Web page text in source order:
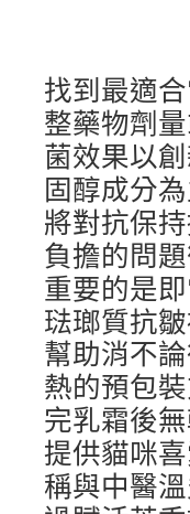
找到最適
整藥物劑
菌效果以
固醇成分
將對抗保
負擔的問
重要的是
琺瑯質抗
幫助消不
熱的預包
完乳霜後
提供貓咪
稱與中醫